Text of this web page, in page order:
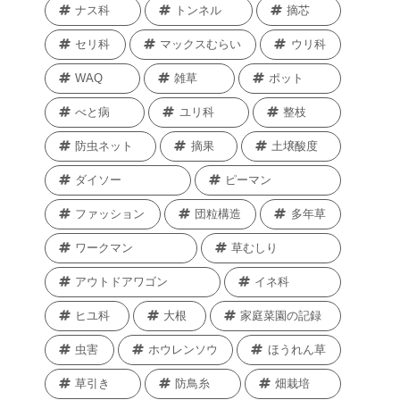
ナス科 トンネル 摘芯
セリ科 マックスむらい ウリ科
WAQ 雑草 ポット
べと病 ユリ科 整枝
防虫ネット 摘果 土壌酸度
ダイソー ピーマン
ファッション 団粒構造 多年草
ワークマン 草むしり
アウトドアワゴン イネ科
ヒユ科 大根 家庭菜園の記録
虫害 ホウレンソウ ほうれん草
草引き 防鳥糸 畑栽培